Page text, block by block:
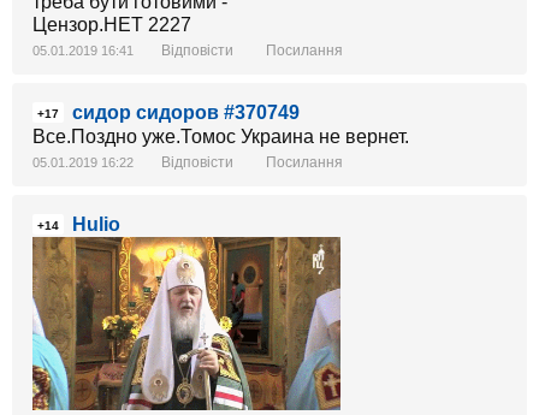
05.01.2019 16:41 Відповісти Посилання
+17
сидор сидоров #370749
Все.Поздно уже.Томос Украина не вернет.
05.01.2019 16:22 Відповісти Посилання
+14 Hulio